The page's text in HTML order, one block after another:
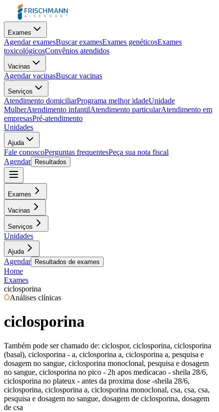
Exames
Agendar examesBuscar examesExames genéticosExames
toxicológicosConvênios atendidos
Vacinas
Agendar vacinasBuscar vacinas
Serviços
Atendimento domiciliarPrograma melhor idadeUnidade
MulherAtendimento infantilAtendimento particularAtendimento em
empresasPré-atendimento
Unidades
Ajuda
Fale conoscoPerguntas frequentesPeça sua nota fiscal
Agendar
Resultados
Exames
Vacinas
Serviços
Unidades
Ajuda
Agendar Resultados de exames
Home
Exames
ciclosporina
Análises clínicas
ciclosporina
Também pode ser chamado de: ciclospor, ciclosporina, ciclosporina
(basal), ciclosporina - a, ciclosporina a, ciclosporina a, pesquisa e
dosagem no sangue, ciclosporina monoclonal, pesquisa e dosagem
no sangue, ciclosporina no pico - 2h apos medicacao - sheila 28/6,
ciclosporina no plateux - antes da proxima dose -sheila 28/6,
ciclosporina, ciclosporina a, ciclosporina monoclonal, csa, csa, csa,
pesquisa e dosagem no sangue, dosagem de ciclosporina, dosagem
de csa